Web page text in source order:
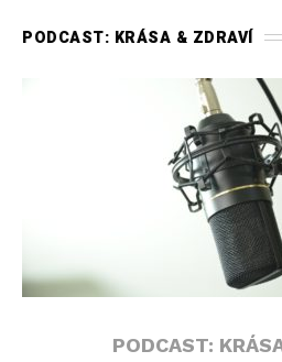
PODCAST: KRÁSA & ZDRAVÍ
PODCAST: